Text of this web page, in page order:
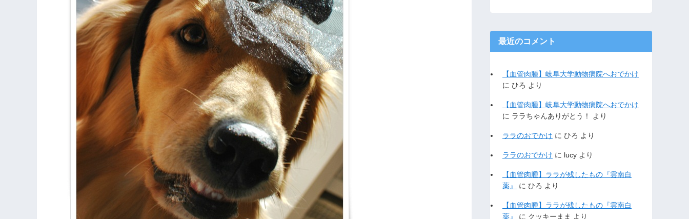
最近のコメント
【血管肉腫】岐阜大学動物病院へおでかけ
に ひろ より
【血管肉腫】岐阜大学動物病院へおでかけ
に ララちゃんありがとう！ より
ララのおでかけ に ひろ より
ララのおでかけ に lucy より
【血管肉腫】ララが残したもの『雲南白
薬』
に ひろ より
【血管肉腫】ララが残したもの『雲南白
薬』
に クッキーまま より